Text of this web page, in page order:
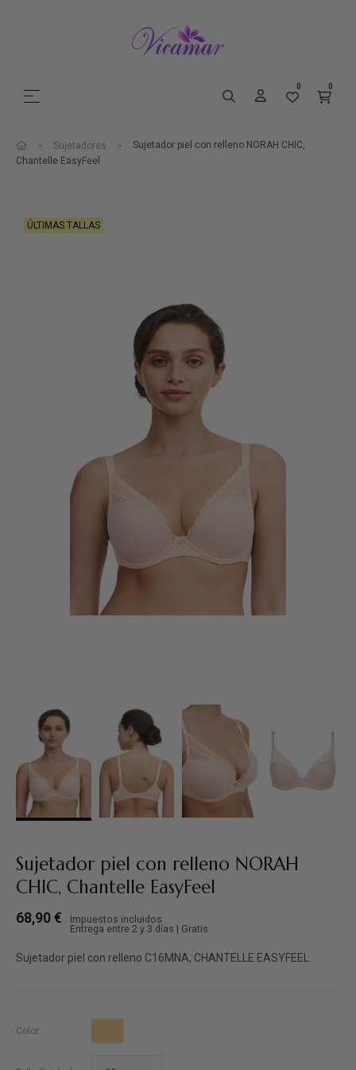
Navegación de palanca
☰ 0 0
Sujetadores
Sujetador piel con relleno NORAH CHIC,
Chantelle EasyFeel
ÚLTIMAS TALLAS
Sujetador piel con relleno NORAH
CHIC, Chantelle EasyFeel
68,90 €
Impuestos incluidos
Entrega entre 2 y 3 días | Gratis
Sujetador piel con relleno C16MNA, CHANTELLE EASYFEEL
Color